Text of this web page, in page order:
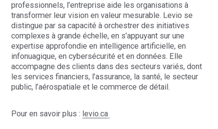
professionnels, l’entreprise aide les organisations à
transformer leur vision en valeur mesurable. Levio se
distingue par sa capacité à orchestrer des initiatives
complexes à grande échelle, en s’appuyant sur une
expertise approfondie en intelligence artificielle, en
infonuagique, en cybersécurité et en données. Elle
accompagne des clients dans des secteurs variés, dont
les services financiers, l’assurance, la santé, le secteur
public, l’aérospatiale et le commerce de détail.
Pour en savoir plus : levio.ca